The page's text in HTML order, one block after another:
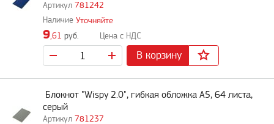
781242
Уточняйте
9,61 руб.
В корзину
781237
Блокнот "Wispy 2.0", гибкая обложка A5, 64 листа,
серый